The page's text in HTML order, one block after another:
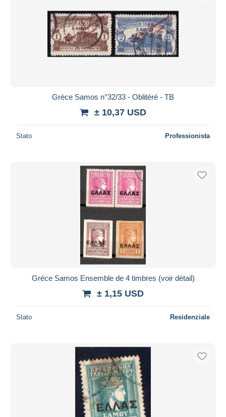
Grèce Samos n°32/33 - Oblitéré - TB
± 10,37 USD
Stato Professionista
Gréce Samos Ensemble de 4 timbres (voir détail)
± 1,15 USD
Stato Residenziale